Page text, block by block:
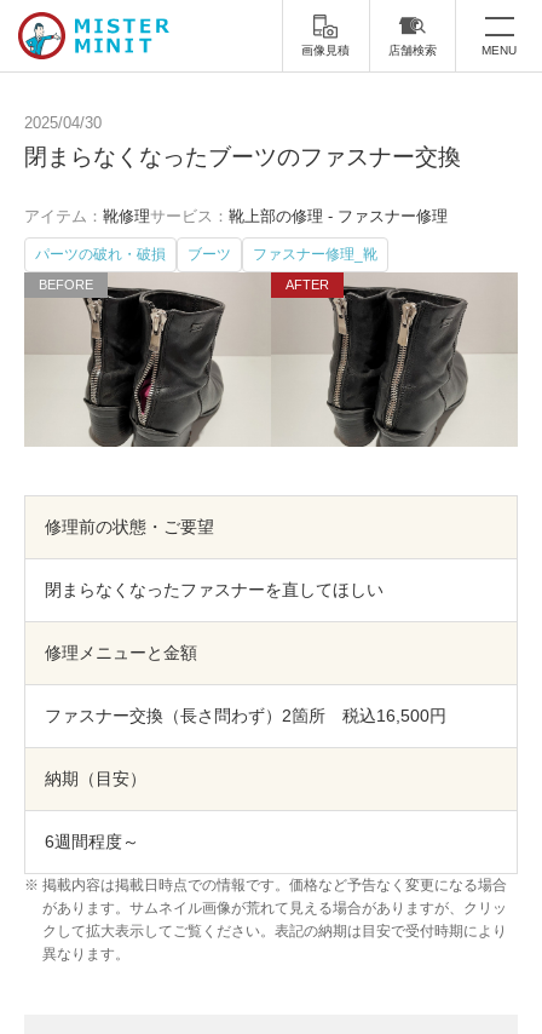
画像見積 店舗検索 MENU
ミスターミニットについて
修理サービス・料金
スーツケース修理 靴修理
スニーカー修理
カバンの修理 時計修理・電池交換
合鍵の作製
印鑑・はんこの作製 ダビング
店舗を探す
オンライン修理見積もりサービス（配送修理）
よくあるご質問
お問い合わせ
採用情報
2025/04/30
閉まらなくなったブーツのファスナー交換
アイテム： 靴修理サービス： 靴上部の修理 - ファスナー修理
パーツの破れ・破損 ブーツ ファスナー修理_靴
修理前の状態・ご要望
閉まらなくなったファスナーを直してほしい
修理メニューと金額
ファスナー交換（長さ問わず）2箇所 税込16,500円
納期（目安）
6週間程度～
掲載内容は掲載日時点での情報です。価格など予告なく変更になる場合
があります。サムネイル画像が荒れて見える場合がありますが、クリッ
クして拡大表示してご覧ください。表記の納期は目安で受付時期により
異なります。